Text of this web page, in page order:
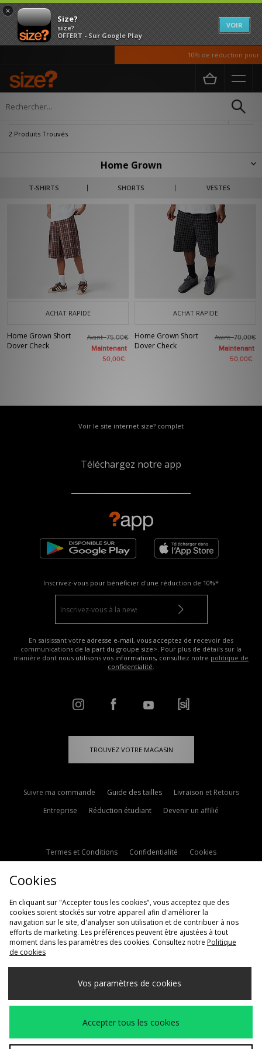
×
Size?
size?
OFFERT - Sur Google Play
VOIR
10% de réduction pour
Accueil Homme
2 Produits Trouvés
Home Grown
T-SHIRTS SHORTS VESTES
Depuis ses débuts, Home Grown est reconnue pour ses designs
progressistes inspirés de la mode urbaine. L'identité de la marque se
caractérise par un style épuré, des tissus de qualité et des palettes de
couleurs intemporelles.
ACHAT RAPIDE
Home Grown Short
Dover Check
Avant75,00€
Maintenant
50,00€
ACHAT RAPIDE
Home Grown Short
Dover Check
Avant70,00€
Maintenant
50,00€
Voir le site internet size? complet
Téléchargez notre app
Inscrivez-vous pour bénéficier d'une réduction de 10%*
En saisissant votre adresse e-mail, vous acceptez de recevoir des
communications de la part du groupe size>. Pour plus de détails sur la
manière dont nous utilisons vos informations, consultez notre politique de
confidentialité.
TROUVEZ VOTRE MAGASIN
Suivre ma commande Guide des tailles
Livraison et Retours
Entreprise
Réduction étudiant Devenir un affilié
Termes et Conditions Confidentialité
Cookies
Politique d'avis en ligne
Livraison Vers
France
Nous acceptons les méthodes de paiement suivantes
Cookies
En cliquant sur "Accepter tous les cookies", vous acceptez que des
cookies soient stockés sur votre appareil afin d'améliorer la
navigation sur le site, d'analyser son utilisation et de contribuer à nos
efforts de marketing. Les préférences peuvent être ajustées à tout
moment dans les paramètres des cookies. Consultez notre Politique
de cookies
Vos paramètres de cookies
Accepter tous les cookies